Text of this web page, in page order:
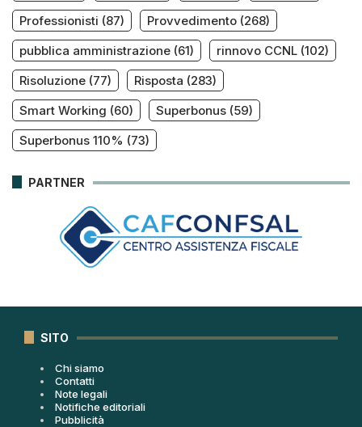
Professionisti (87) Provvedimento (268)
pubblica amministrazione (61) rinnovo CCNL (102)
Risoluzione (77) Risposta (283)
Smart Working (60) Superbonus (59)
Superbonus 110% (73)
PARTNER
SITO
Chi siamo
Contatti
Note legali
Notifiche editoriali
Pubblicità